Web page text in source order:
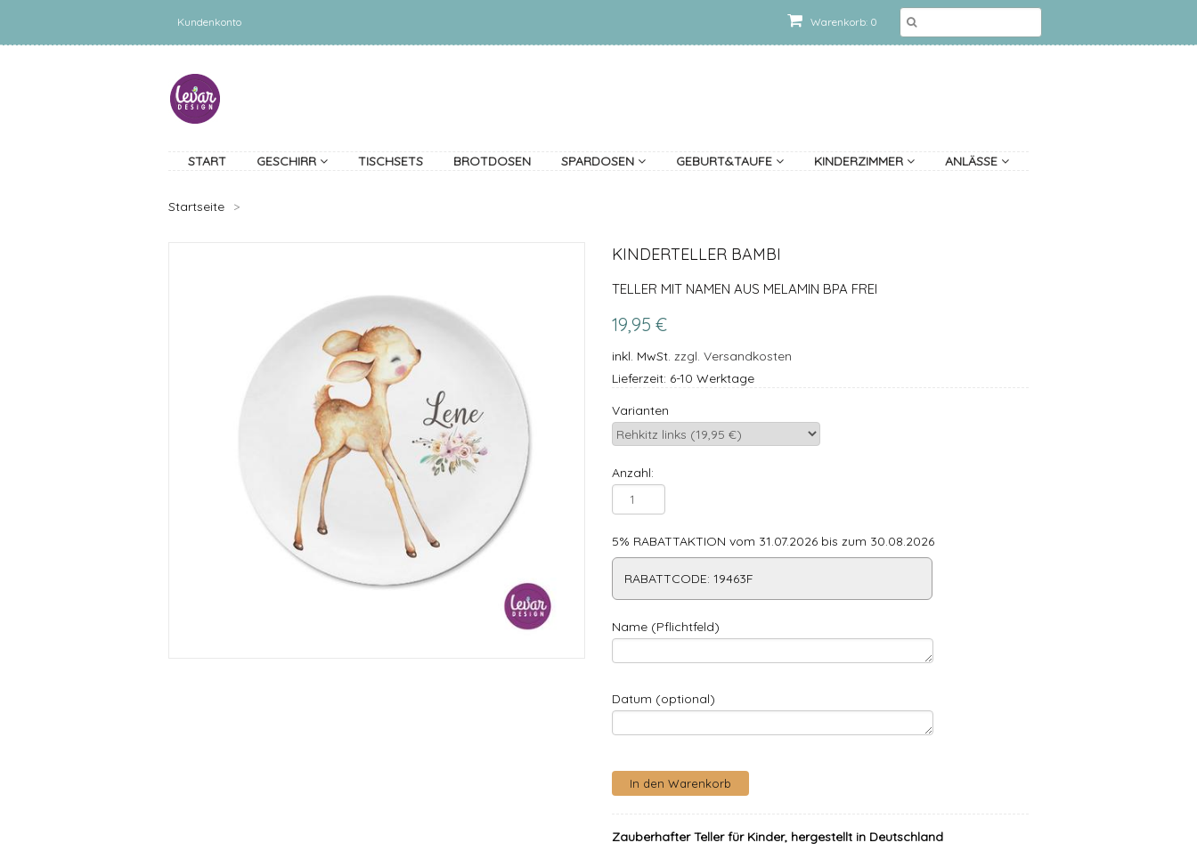
Warenkorb: 0
Kundenkonto
START GESCHIRR TISCHSETS BROTDOSEN SPARDOSEN GEBURT&TAUFE KINDERZIMMER ANLÄSSE
Startseite >
KINDERTELLER BAMBI
TELLER MIT NAMEN AUS MELAMIN BPA FREI
19,95 €
inkl. MwSt. zzgl. Versandkosten
Lieferzeit: 6-10 Werktage
Varianten
Anzahl:
5% RABATTAKTION vom 31.07.2026 bis zum 30.08.2026
RABATTCODE: 19463F
Name (Pflichtfeld)
Datum (optional)
Zauberhafter Teller für Kinder, hergestellt in Deutschland